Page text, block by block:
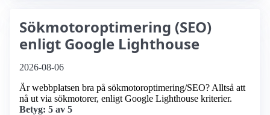
Sökmotoroptimering (SEO)
enligt Google Lighthouse
2026-08-06
Är webbplatsen bra på sökmotoroptimering/SEO? Alltså att
nå ut via sökmotorer, enligt Google Lighthouse kriterier.
Betyg: 5 av 5